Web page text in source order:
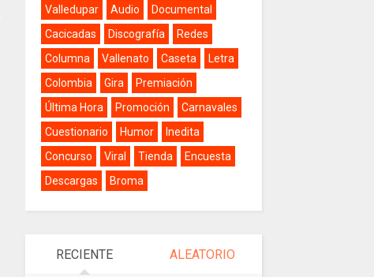
Valledupar
Audio
Documental
Cacicadas
Discografía
Redes
Columna
Vallenato Caseta
Letra
Colombia
Gira
Premiación
Última Hora
Promoción
Carnavales
Cuestionario
Humor
Inedita
Concurso
Viral Tienda
Encuesta
Descargas
Broma
RECIENTE ALEATORIO